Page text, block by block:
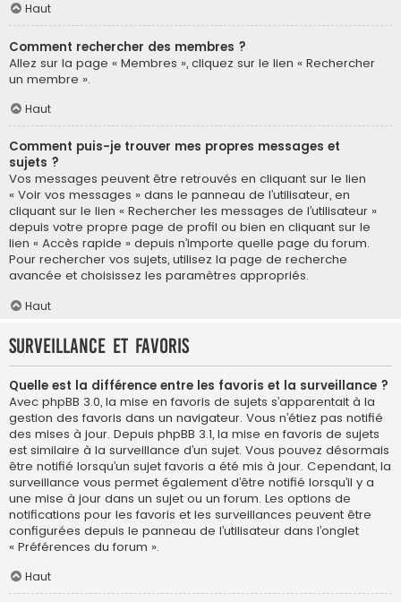
Haut
Comment rechercher des membres ?
Allez sur la page « Membres », cliquez sur le lien « Rechercher
un membre ».
Haut
Comment puis-je trouver mes propres messages et
sujets ?
Vos messages peuvent être retrouvés en cliquant sur le lien
« Voir vos messages » dans le panneau de l’utilisateur, en
cliquant sur le lien « Rechercher les messages de l’utilisateur »
depuis votre propre page de profil ou bien en cliquant sur le
lien « Accès rapide » depuis n’importe quelle page du forum.
Pour rechercher vos sujets, utilisez la page de recherche
avancée et choisissez les paramètres appropriés.
Haut
Surveillance et favoris
Quelle est la différence entre les favoris et la surveillance ?
Avec phpBB 3.0, la mise en favoris de sujets s’apparentait à la
gestion des favoris dans un navigateur. Vous n’étiez pas notifié
des mises à jour. Depuis phpBB 3.1, la mise en favoris de sujets
est similaire à la surveillance d’un sujet. Vous pouvez désormais
être notifié lorsqu’un sujet favoris a été mis à jour. Cependant, la
surveillance vous permet également d’être notifié lorsqu’il y a
une mise à jour dans un sujet ou un forum. Les options de
notifications pour les favoris et les surveillances peuvent être
configurées depuis le panneau de l’utilisateur dans l’onglet
« Préférences du forum ».
Haut